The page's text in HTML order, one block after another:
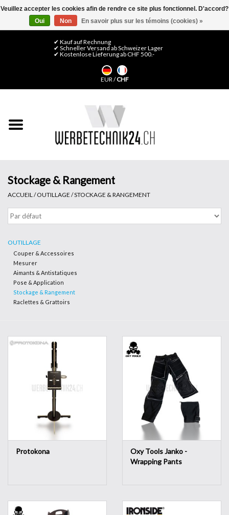
0 Articles - CHF 0,00
✔ Kauf auf Rechnung
✔ Schneller Versand ab Schweizer Lager
✔ Kostenlose Lieferung ab CHF 500.-
EUR/CHF
Films de décoration
Displays & Stands
Outillage
Technique
Stockage & Rangement
ACCUEIL /OUTILLAGE /STOCKAGE & RANGEMENT
OUTILLAGE
Couper & Accessoires
Mesurer
Aimants & Antistatiques
Pose & Application
Stockage & Rangement
Raclettes & Grattoirs
Protokona
Oxy Tools Janko -
Wrapping Pants
Veuillez accepter les cookies afin de rendre ce site plus fonctionnel. D'accord?
Oui
Non En savoir plus sur les témoins (cookies) »